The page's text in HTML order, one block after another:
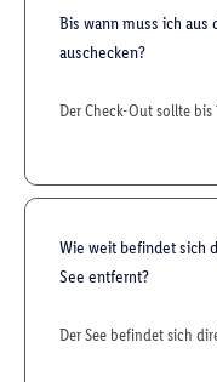
Bis wann muss ich
auschecken?
Der Check-Out sollte bis
Wie weit befindet sich
See entfernt?
Der See befindet sich